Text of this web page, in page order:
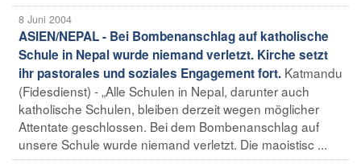
8 Juni 2004
ASIEN/NEPAL - Bei Bombenanschlag auf katholische
Schule in Nepal wurde niemand verletzt. Kirche setzt
ihr pastorales und soziales Engagement fort. Katmandu
(Fidesdienst) - „Alle Schulen in Nepal, darunter auch
katholische Schulen, bleiben derzeit wegen möglicher
Attentate geschlossen. Bei dem Bombenanschlag auf
unsere Schule wurde niemand verletzt. Die maoistisc ...